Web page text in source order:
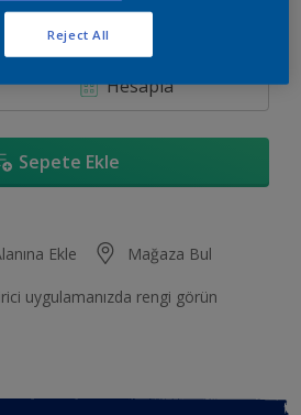
Hesaplayıcı
Hesapla
Sepete Ekle
Ekle Mağaza Bul
uygulamanızda rengi görün
Reject All